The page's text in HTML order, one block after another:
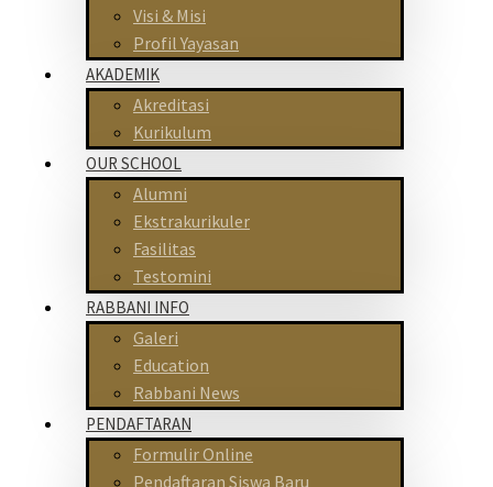
Visi & Misi
Profil Yayasan
AKADEMIK
Akreditasi
Kurikulum
OUR SCHOOL
Alumni
Ekstrakurikuler
Fasilitas
Testomini
RABBANI INFO
Galeri
Education
Rabbani News
PENDAFTARAN
Formulir Online
Pendaftaran Siswa Baru